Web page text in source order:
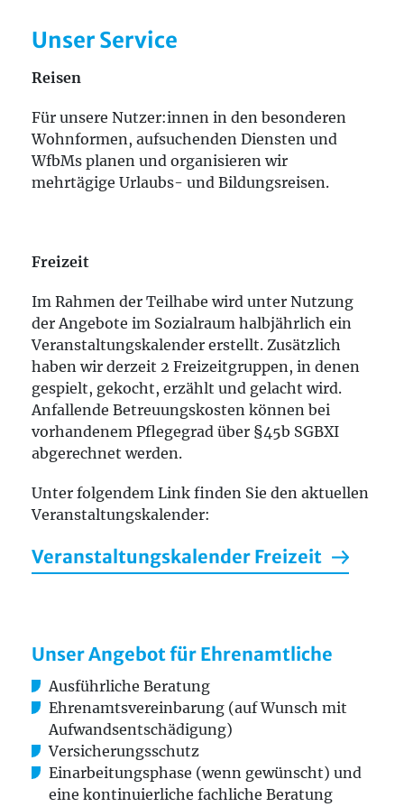
Unser Service
Reisen
Für unsere Nutzer:innen in den besonderen
Wohnformen, aufsuchenden Diensten und
WfbMs planen und organisieren wir
mehrtägige Urlaubs- und Bildungsreisen.
Freizeit
Im Rahmen der Teilhabe wird unter Nutzung
der Angebote im Sozialraum halbjährlich ein
Veranstaltungskalender erstellt. Zusätzlich
haben wir derzeit 2 Freizeitgruppen, in denen
gespielt, gekocht, erzählt und gelacht wird.
Anfallende Betreuungskosten können bei
vorhandenem Pflegegrad über §45b SGBXI
abgerechnet werden.
Unter folgendem Link finden Sie den aktuellen
Veranstaltungskalender:
Veranstaltungskalender Freizeit
Unser Angebot für Ehrenamtliche
Ausführliche Beratung
Ehrenamtsvereinbarung (auf Wunsch mit
Aufwandsentschädigung)
Versicherungsschutz
Einarbeitungsphase (wenn gewünscht) und
eine kontinuierliche fachliche Beratung